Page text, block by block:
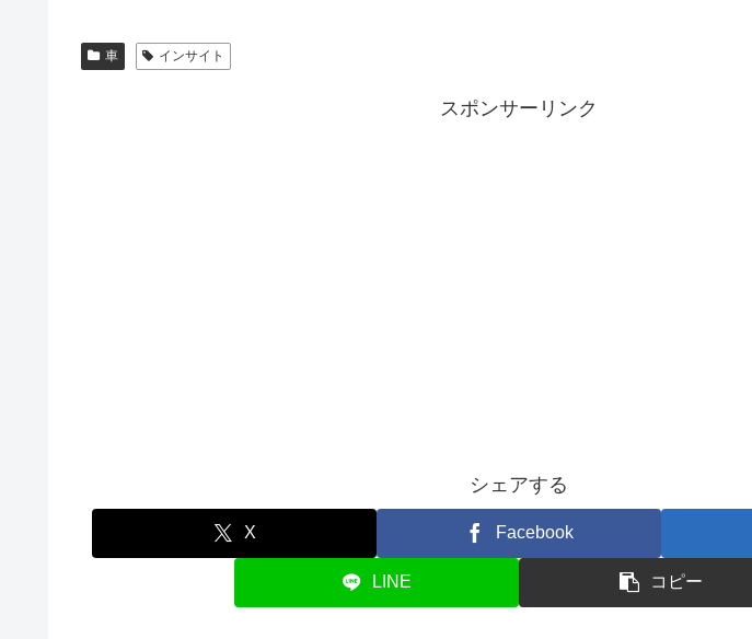
車 インサイト
スポンサーリンク
シェアする
X Facebook
LINE コピー